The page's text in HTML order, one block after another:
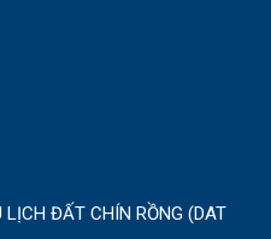
LỊCH ĐẤT CHÍN RỒNG (DAT